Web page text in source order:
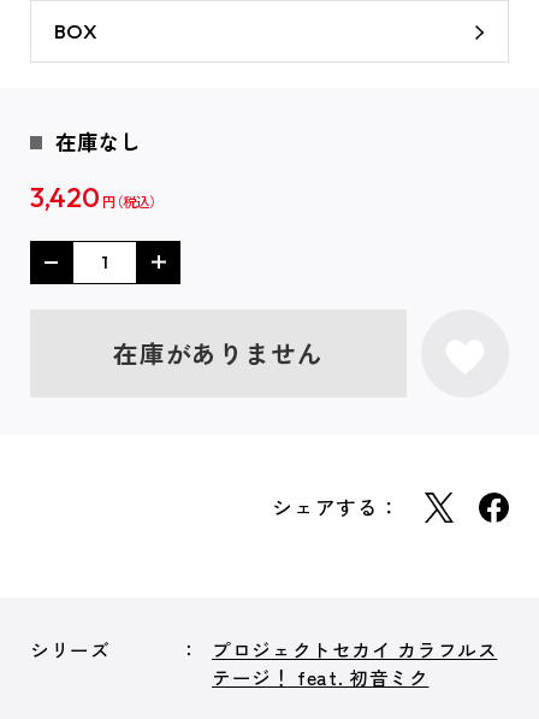
BOX
在庫なし
3,420 円
在庫がありません
シェアする：
シリーズ
プロジェクトセカイ カラフルス
テージ！ feat. 初音ミク